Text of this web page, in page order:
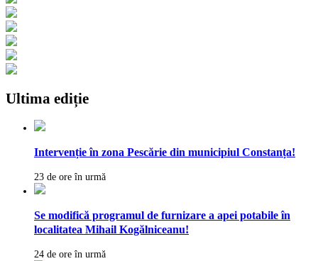
Ultima ediție
Intervenție în zona Pescărie din municipiul Constanța!
23 de ore în urmă
Se modifică programul de furnizare a apei potabile în
localitatea Mihail Kogălniceanu!
24 de ore în urmă